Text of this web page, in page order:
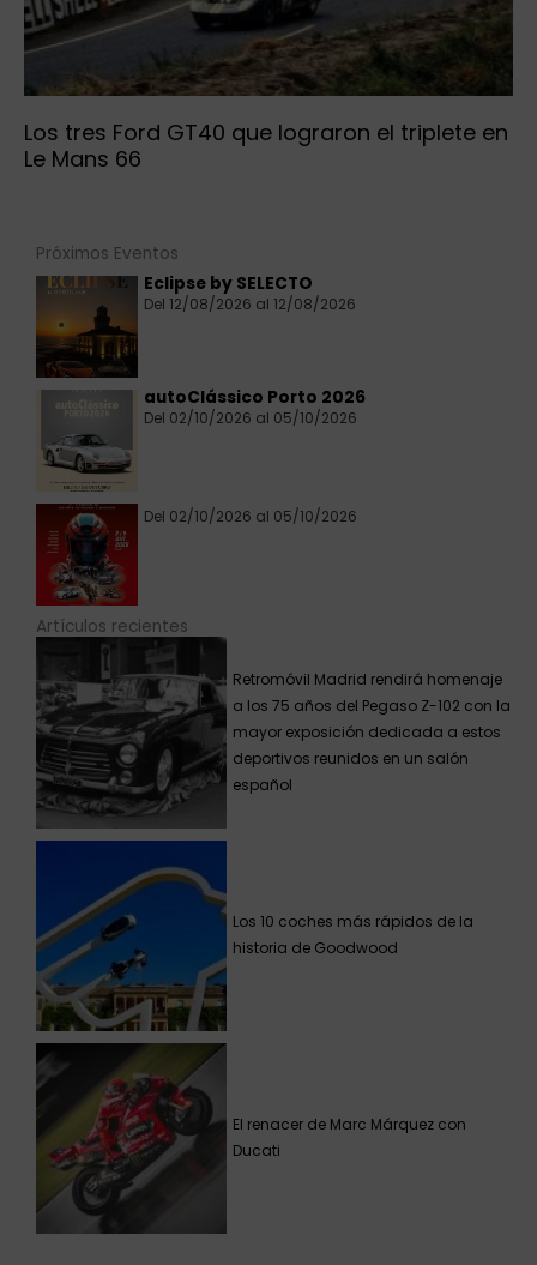
Los tres Ford GT40 que lograron el triplete en
Le Mans 66
Próximos Eventos
Eclipse by SELECTO
Del 12/08/2026 al 12/08/2026
autoClássico Porto 2026
Del 02/10/2026 al 05/10/2026
Del 02/10/2026 al 05/10/2026
Artículos recientes
Retromóvil Madrid rendirá homenaje
a los 75 años del Pegaso Z-102 con la
mayor exposición dedicada a estos
deportivos reunidos en un salón
español
Los 10 coches más rápidos de la
historia de Goodwood
El renacer de Marc Márquez con
Ducati